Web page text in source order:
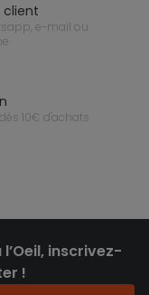
client
dès 10€ d'achats
inscrivez-
!